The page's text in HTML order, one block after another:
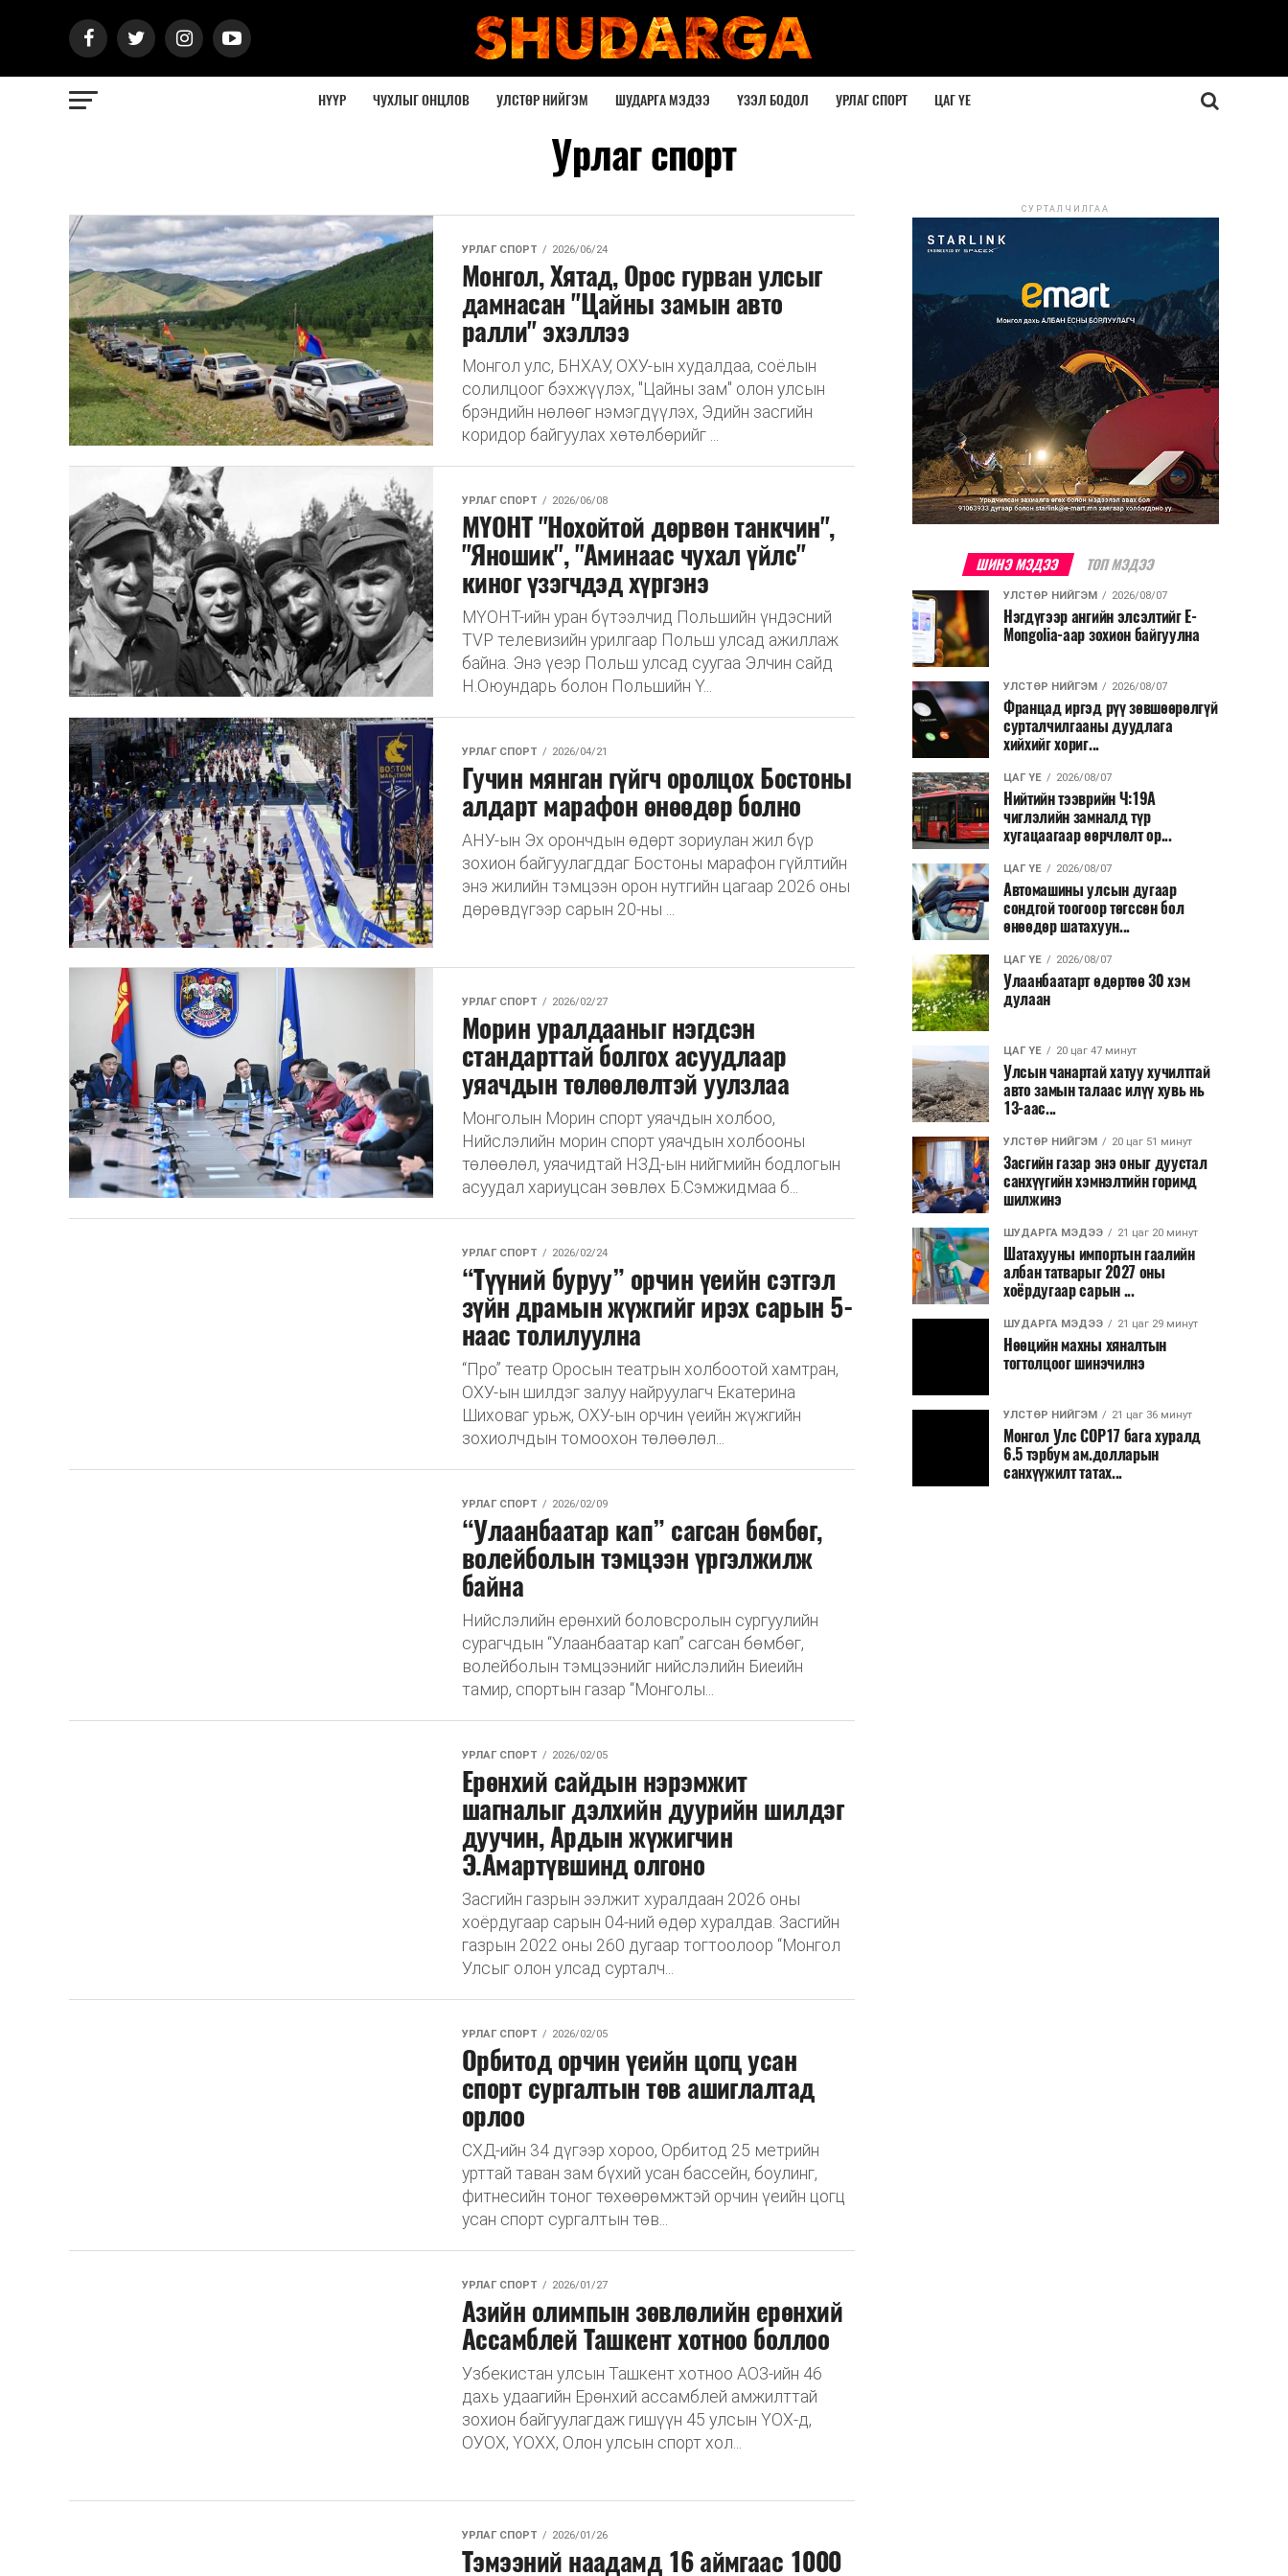
НҮҮР ЧУХЛЫГ ОНЦЛОВ УЛСТӨР НИЙГЭМ ШУДАРГА МЭДЭЭ ҮЗЭЛ БОДОЛ УРЛАГ СПОРТ ЦАГ ҮЕ
Урлаг спорт
УРЛАГ СПОРТ 2026/06/24
Монгол, Хятад, Орос гурван улсыг
дамнасан "Цайны замын авто
ралли" эхэллээ
Монгол улс, БНХАУ, ОХУ-ын худалдаа, соёлын
солилцоог бэхжүүлэх, "Цайны зам" олон улсын
брэндийн нөлөөг нэмэгдүүлэх, Эдийн засгийн
коридор байгуулах хөтөлбөрийг ...
УРЛАГ СПОРТ 2026/06/08
МҮОНТ "Нохойтой дөрвөн танкчин",
"Яношик", "Аминаас чухал үйлс"
киног үзэгчдэд хүргэнэ
МҮОНТ-ийн уран бүтээлчид Польшийн үндэсний
TVP телевизийн урилгаар Польш улсад ажиллаж
байна. Энэ үеэр Польш улсад суугаа Элчин сайд
Н.Оюундарь болон Польшийн Ү...
УРЛАГ СПОРТ 2026/04/21
Гучин мянган гүйгч оролцох Бостоны
алдарт марафон өнөөдөр болно
АНУ-ын Эх орончдын өдөрт зориулан жил бүр
зохион байгуулагддаг Бостоны марафон гүйлтийн
энэ жилийн тэмцээн орон нутгийн цагаар 2026 оны
дөрөвдүгээр сарын 20-ны ...
УРЛАГ СПОРТ 2026/02/27
Морин уралдааныг нэгдсэн
стандарттай болгох асуудлаар
уяачдын төлөөлөлтэй уулзлаа
Монголын Морин спорт уяачдын холбоо,
Нийслэлийн морин спорт уяачдын холбооны
төлөөлөл, уяачидтай НЗД-ын нийгмийн бодлогын
асуудал хариуцсан зөвлөх Б.Сэмжидмаа б...
УРЛАГ СПОРТ 2026/02/24
“Түүний буруу” орчин үеийн сэтгэл
зүйн драмын жүжгийг ирэх сарын 5-
наас толилуулна
“Про” театр Оросын театрын холбоотой хамтран,
ОХУ-ын шилдэг залуу найруулагч Екатерина
Шиховаг урьж, ОХУ-ын орчин үеийн жүжгийн
зохиолчдын томоохон төлөөлөл...
УРЛАГ СПОРТ 2026/02/09
“Улаанбаатар кап” сагсан бөмбөг,
волейболын тэмцээн үргэлжилж
байна
Нийслэлийн ерөнхий боловсролын сургуулийн
сурагчдын “Улаанбаатар кап” сагсан бөмбөг,
волейболын тэмцээнийг нийслэлийн Биеийн
тамир, спортын газар “Монголы...
УРЛАГ СПОРТ 2026/02/05
Ерөнхий сайдын нэрэмжит
шагналыг дэлхийн дуурийн шилдэг
дуучин, Ардын жүжигчин
Э.Амартүвшинд олгоно
Засгийн газрын ээлжит хуралдаан 2026 оны
хоёрдугаар сарын 04-ний өдөр хуралдав. Засгийн
газрын 2022 оны 260 дугаар тогтоолоор “Монгол
Улсыг олон улсад сурталч...
УРЛАГ СПОРТ 2026/02/05
Орбитод орчин үеийн цогц усан
спорт сургалтын төв ашиглалтад
орлоо
СХД-ийн 34 дүгээр хороо, Орбитод 25 метрийн
урттай таван зам бүхий усан бассейн, боулинг,
фитнесийн тоног төхөөрөмжтэй орчин үеийн цогц
усан спорт сургалтын төв...
УРЛАГ СПОРТ 2026/01/27
Азийн олимпын зөвлөлийн ерөнхий
Ассамблей Ташкент хотноо боллоо
Узбекистан улсын Ташкент хотноо АОЗ-ийн 46
дахь удаагийн Ерөнхий ассамблей амжилттай
зохион байгуулагдаж гишүүн 45 улсын ҮОХ-д,
ОУОХ, ҮОХХ, Олон улсын спорт хол...
УРЛАГ СПОРТ 2026/01/26
Тэмээний наадамд 16 аймгаас 1000
СУРТАЛЧИЛГАА
ШИНЭ МЭДЭЭ ТОП МЭДЭЭ
УЛСТӨР НИЙГЭМ 2026/08/07
Нэгдүгээр ангийн элсэлтийг E-
Mongolia-аар зохион байгуулна
УЛСТӨР НИЙГЭМ 2026/08/07
Францад иргэд рүү зөвшөөрөлгүй
сурталчилгааны дуудлага
хийхийг хориг...
ЦАГ ҮЕ 2026/08/07
Нийтийн тээврийн Ч:19А
чиглэлийн замналд түр
хугацаагаар өөрчлөлт ор...
ЦАГ ҮЕ 2026/08/07
Автомашины улсын дугаар
сондгой тоогоор төгссөн бол
өнөөдөр шатахуун...
ЦАГ ҮЕ 2026/08/07
Улаанбаатарт өдөртөө 30 хэм
дулаан
ЦАГ ҮЕ 20 цаг 47 минут
Улсын чанартай хатуу хучилттай
авто замын талаас илүү хувь нь
13-аас...
УЛСТӨР НИЙГЭМ 20 цаг 51 минут
Засгийн газар энэ оныг дуустал
санхүүгийн хэмнэлтийн горимд
шилжинэ
ШУДАРГА МЭДЭЭ 21 цаг 20 минут
Шатахууны импортын гаалийн
албан татварыг 2027 оны
хоёрдугаар сарын ...
ШУДАРГА МЭДЭЭ 21 цаг 29 минут
Нөөцийн махны хяналтын
тогтолцоог шинэчилнэ
УЛСТӨР НИЙГЭМ 21 цаг 36 минут
Монгол Улс COP17 бага хуралд
6.5 тэрбум ам.долларын
санхүүжилт татах...